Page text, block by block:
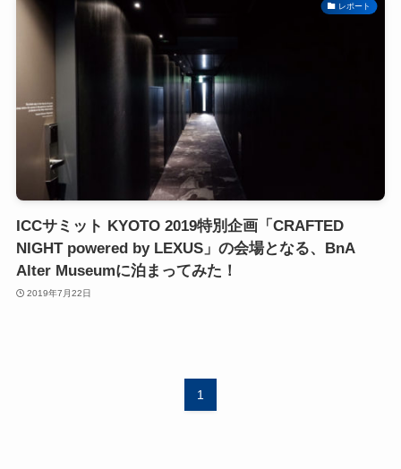
レポート
ICCサミット KYOTO 2019特別企画「CRAFTED
NIGHT powered by LEXUS」の会場となる、BnA
Alter Museumに泊まってみた！
2019年7月22日
1